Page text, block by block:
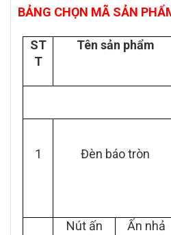
BẢNG CHỌN MÃ SẢN
ST
T
Tên sản phẩm
1 Đèn báo tròn
Nút ấn Ấn nhả